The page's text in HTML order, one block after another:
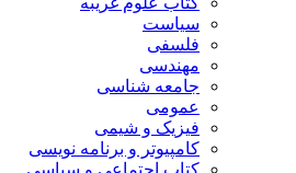
سیاست
فلسفی
مهندسی
جامعه شناسی
عمومی
فیزیک و شیمی
کامپیوتر و برنامه نویسی
کتاب اجتماعی و سیاسی